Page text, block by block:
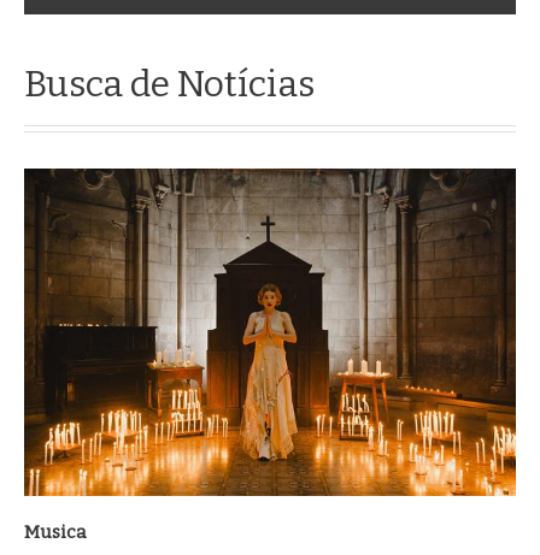
Busca de Notícias
Musica